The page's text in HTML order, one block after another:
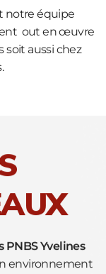
notre équipe
out en œuvre
soit aussi chez
PNBS Yvelines
environnement